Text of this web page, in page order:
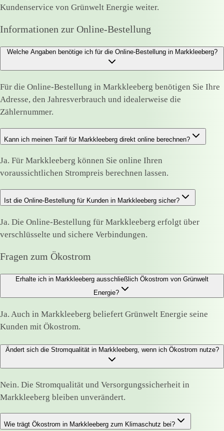
Kundenservice von Grünwelt Energie weiter.
Informationen zur Online-Bestellung
Welche Angaben benötige ich für die Online-Bestellung in Markkleeberg?
Für die Online-Bestellung in Markkleeberg benötigen Sie Ihre
Adresse, den Jahresverbrauch und idealerweise die
Zählernummer.
Kann ich meinen Tarif für Markkleeberg direkt online berechnen?
Ja. Für Markkleeberg können Sie online Ihren
voraussichtlichen Strompreis berechnen lassen.
Ist die Online-Bestellung für Kunden in Markkleeberg sicher?
Ja. Die Online-Bestellung für Markkleeberg erfolgt über
verschlüsselte und sichere Verbindungen.
Fragen zum Ökostrom
Erhalte ich in Markkleeberg ausschließlich Ökostrom von Grünwelt
Energie?
Ja. Auch in Markkleeberg beliefert Grünwelt Energie seine
Kunden mit Ökostrom.
Ändert sich die Stromqualität in Markkleeberg, wenn ich Ökostrom nutze?
Nein. Die Stromqualität und Versorgungssicherheit in
Markkleeberg bleiben unverändert.
Wie trägt Ökostrom in Markkleeberg zum Klimaschutz bei?